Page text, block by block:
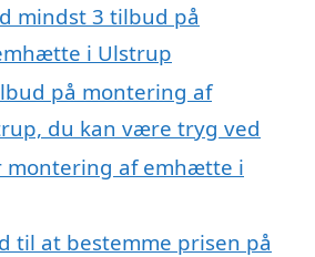
mindst 3 tilbud på
i Ulstrup
på montering af
du kan være tryg ved
montering af emhætte i
til at bestemme prisen på